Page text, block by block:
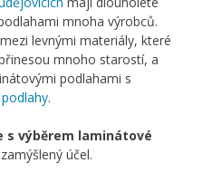
mnoha výrobců.
levnými materiály, které
mnoho starostí, a
podlahami s
podlahy.
s výběrem laminátové
účel.